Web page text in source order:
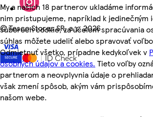
My a našich 18 partnerov ukladáme
nim pristupujeme, napríklad k jedinečným
súboroch cookie, za účelom spracúvania
súhlas môžete udeliť alebo spravovať
Odmietnuť všetko, prípadne kedykoľvek v
osobných údajov a cookies. Tieto voľby
partnerom a neovplyvnia údaje o
však zmení spôsob, akým vám
našom webe.
©Tesco Stores SR, a.s. 2026